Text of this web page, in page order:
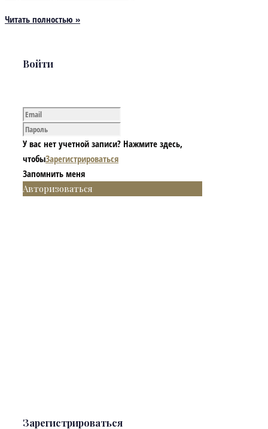
Читать полностью »
Войти
У вас нет учетной записи? Нажмите здесь,
чтобыЗарегистрироваться
Запомнить меня
Авторизоваться
Зарегистрироваться